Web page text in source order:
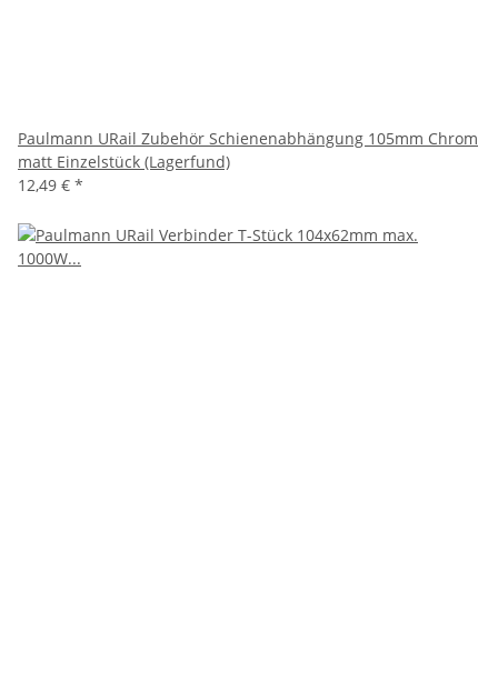
Paulmann URail Zubehör Schienenabhängung 105mm Chrom
matt Einzelstück (Lagerfund)
12,49 € *